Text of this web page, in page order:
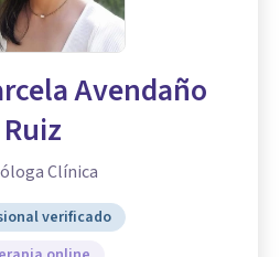
Avendaño
Ruiz
Clínica
verificado